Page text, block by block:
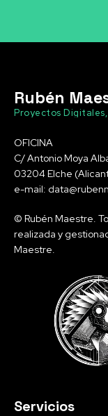
Rubén
Proyectos
OFICINA
C/ Antonio Moya
03204 Elche
e-mail:
© Rubén Maestre.
realizada y
Maestre.
Servicios